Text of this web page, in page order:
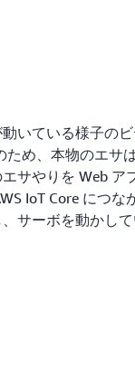
いている様子の
ため、本物のエサ
サやりを Web ア
IoT Core につな
サーボを動かし